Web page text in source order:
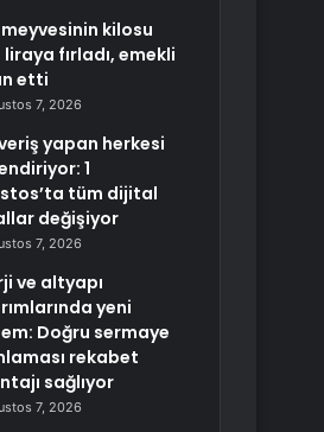
kilosu
fırladı, emekli
etti
7, 2026
yapan herkesi
1
tüm dijital
değişiyor
7, 2026
ve altyapı
yeni
Doğru sermaye
rekabet
sağlıyor
7, 2026